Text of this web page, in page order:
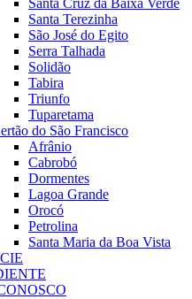
Santa Cruz da Baixa Verde
Santa Terezinha
São José do Egito
Serra Talhada
Solidão
Tabira
Triunfo
Tuparetama
do São Francisco
Afrânio
Cabrobó
Dormentes
Lagoa Grande
Orocó
Petrolina
Santa Maria da Boa Vista